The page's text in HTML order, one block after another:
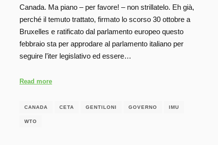
Canada. Ma piano – per favore! – non strillatelo. Eh già,
perché il temuto trattato, firmato lo scorso 30 ottobre a
Bruxelles e ratificato dal parlamento europeo questo
febbraio sta per approdare al parlamento italiano per
seguire l’iter legislativo ed essere…
Read more
CANADA CETA GENTILONI GOVERNO IMU
WTO